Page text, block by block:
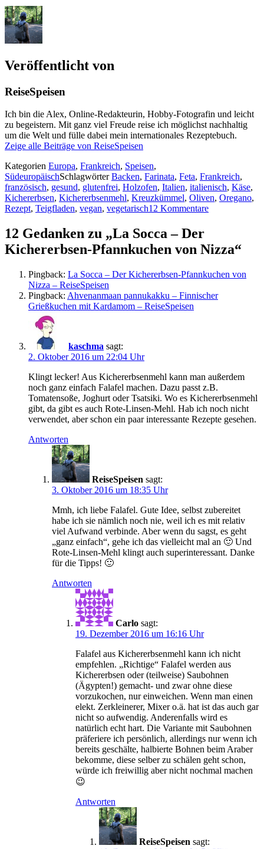
Veröffentlicht von
ReiseSpeisen
Ich bin die Alex, Online-Redakteurin, Hobby-Fotografin und leicht
zu begeistern. Mit ganz viel Freude reise ich möglichst nachhaltig
um die Welt und fülle dabei mein internationales Rezeptebuch.
Zeige alle Beiträge von ReiseSpeisen
Kategorien Europa, Frankreich, Speisen,
SüdeuropäischSchlagwörterBacken, Farinata, Feta, Frankreich,
französisch, gesund, glutenfrei, Holzofen, Italien, italienisch, Käse,
Kichererbsen, Kichererbsenmehl, Kreuzkümmel, Oliven, Oregano,
Rezept, Teigfladen, vegan, vegetarisch12 Kommentare
12 Gedanken zu „La Socca – Der
Kichererbsen-Pfannkuchen von Nizza“
Pingback: La Socca – Der Kichererbsen-Pfannkuchen von
Nizza – ReiseSpeisen
Pingback: Ahvenanmaan pannukakku – Finnischer
Grießkuchen mit Kardamom – ReiseSpeisen
kaschma sagt:
2. Oktober 2016 um 22:04 Uhr
Klingt lecker! Aus Kichererbsenmehl kann man außerdem
noch ganz einfach Falafel machen. Dazu passt z.B.
Tomatensoße, Joghurt oder Tsatsiki. Wo es Kichererbsenmehl
gibt, da gibt es auch Rote-Linsen-Mehl. Hab ich noch nicht
verwendet, aber schon ein paar interessante Rezepte gesehen.
Antworten
ReiseSpeisen sagt:
3. Oktober 2016 um 18:35 Uhr
Mmh, ich liebe Falafel. Gute Idee, selbst zubereitet
habe ich sie nämlich noch nie, weil ich es mit relativ
viel Aufwand verbinde. Aber wenn du sagst, es geht
„ganz einfach“, gehe ich das vielleicht mal an 🙂 Und
Rote-Linsen-Mehl klingt auch superinteressant. Danke
für die Tipps! 🙂
Antworten
Carlo sagt:
19. Dezember 2016 um 16:16 Uhr
Falafel aus Kichererbsenmehl kann ich nicht
empfehlen. „Richtige“ Falafel werden aus
Kichererbsen oder (teilweise) Saubohnen
(Ägypten!) gemacht- und zwar ohne diese
vorzukochen, nur einweichen. Wenn man einen
elekt. Zerkleinerer, Mixer o.ä. hat ist das auch gar
nicht so aufwendig. Anderenfalls wird es
natürlich echt hart. Die Variante mit Saubohnen
präferiere ich persönlich, allerdings nur wenn ich
bereits geschälte, halbierte Bohnen beim Araber
bekomme, diese selber zu schälen geht schon,
würde ich freiwillig aber nicht nochmal machen
😉
Antworten
ReiseSpeisen sagt: